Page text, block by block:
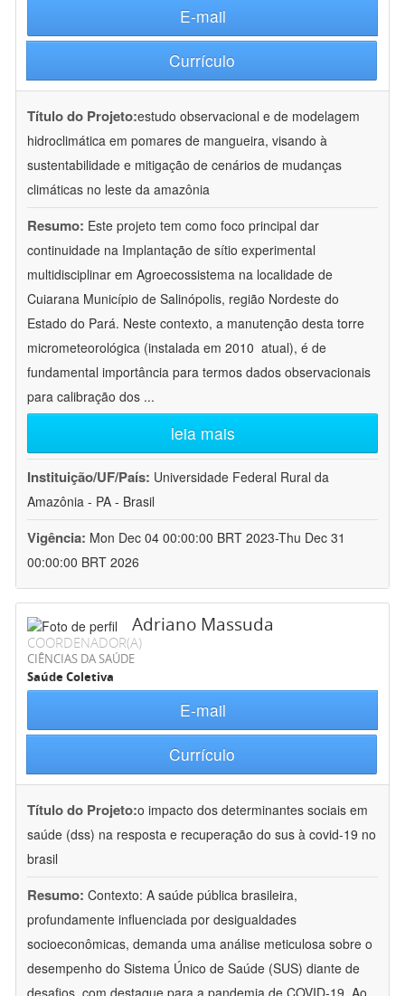
E-mail
Currículo
Título do Projeto:estudo observacional e de modelagem
hidroclimática em pomares de mangueira, visando à
sustentabilidade e mitigação de cenários de mudanças
climáticas no leste da amazônia
Resumo: Este projeto tem como foco principal dar
continuidade na Implantação de sítio experimental
multidisciplinar em Agroecossistema na localidade de
Cuiarana Município de Salinópolis, região Nordeste do
Estado do Pará. Neste contexto, a manutenção desta torre
micrometeorológica (instalada em 2010  atual), é de
fundamental importância para termos dados observacionais
para calibração dos ...
leia mais
Instituição/UF/País: Universidade Federal Rural da
Amazônia - PA - Brasil
Vigência: Mon Dec 04 00:00:00 BRT 2023-Thu Dec 31
00:00:00 BRT 2026
Adriano Massuda
COORDENADOR(A)
CIÊNCIAS DA SAÚDE
Saúde Coletiva
E-mail
Currículo
Título do Projeto:o impacto dos determinantes sociais em
saúde (dss) na resposta e recuperação do sus à covid-19 no
brasil
Resumo: Contexto: A saúde pública brasileira,
profundamente influenciada por desigualdades
socioeconômicas, demanda uma análise meticulosa sobre o
desempenho do Sistema Único de Saúde (SUS) diante de